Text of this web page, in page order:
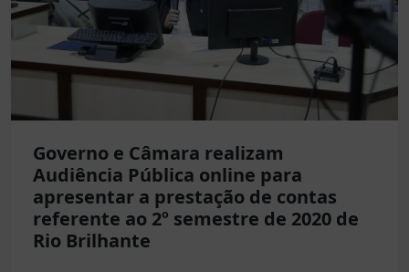
Governo e Câmara realizam
Audiência Pública online para
apresentar a prestação de contas
referente ao 2º semestre de 2020 de
Rio Brilhante